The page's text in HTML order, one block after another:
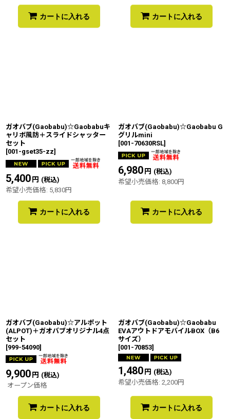
カートに入れる カートに入れる
ガオバブ(Gaobabu)☆Gaobabuキ
ャリボ風防＋スライドシャッター
セット
[001-gset35-zz]
5,400円 (税込)
希望小売価格: 5,830円
カートに入れる
ガオバブ(Gaobabu)☆Gaobabu G
グリルmini
[001-70630RSL]
6,980円 (税込)
希望小売価格: 8,800円
カートに入れる
ガオバブ(Gaobabu)☆アルポット
(ALPOT)＋ガオバブオリジナル4点
セット
[999-54090]
9,900円 (税込)
オープン価格
カートに入れる
ガオバブ(Gaobabu)☆Gaobabu
EVAアウトドアモバイルBOX（B6
サイズ）
[001-70853]
1,480円 (税込)
希望小売価格: 2,200円
カートに入れる